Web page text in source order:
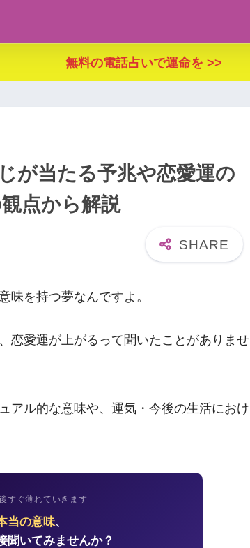
無料の電話占いで運命を >>
が当たる予兆や恋愛運の
点から解説
味を持つ夢なんですよ。
恋愛運が上がるって聞いたことがありませ
アル的な意味や、運気・今後の生活におけ
すぐ薄れていきます
当の意味、
聞いてみませんか？